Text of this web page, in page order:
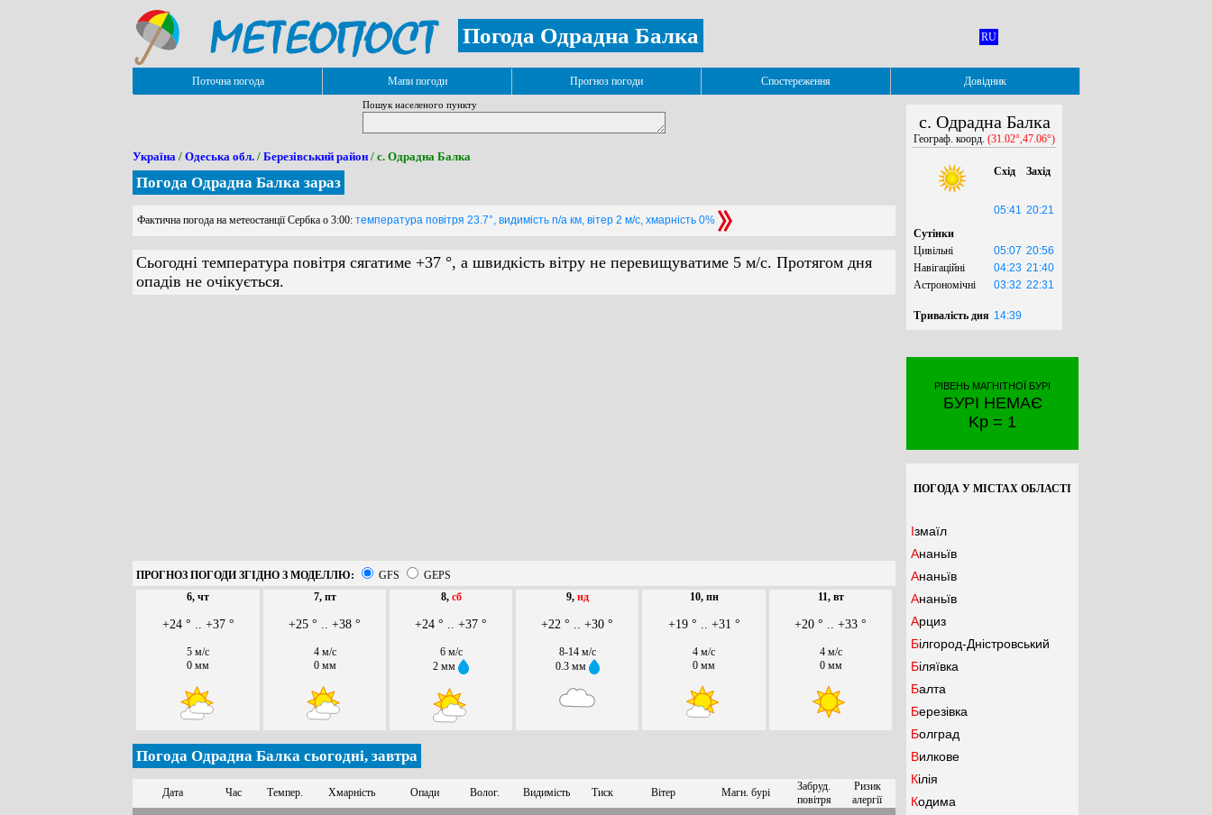
Погода Одрадна Балка RU
Поточна погода Мапи погоди Прогноз погоди Спостереження Довідник
Пошук населеного пункту
Україна / Одеська обл. / Березівський район / с. Одрадна Балка
Погода Одрадна Балка зараз
Фактична погода на метеостанції Сербка о 3:00: температура повітря 23.7°, видимість n/a км, вітер 2 м/с, хмарність 0%
Сьогодні температура повітря сягатиме +37 °, а швидкість вітру не перевищуватиме 5 м/с. Протягом дня
опадів не очікується.
ПРОГНОЗ ПОГОДИ ЗГІДНО З МОДЕЛЛЮ: GFS
GEPS
6, чт
+24 ° .. +37 °
5 м/с
0 мм
7, пт
+25 ° .. +38 °
4 м/с
0 мм
8, сб
+24 ° .. +37 °
6 м/с
2 мм
9, нд
+22 ° .. +30 °
8-14 м/с
0.3 мм
10, пн
+19 ° .. +31 °
4 м/с
0 мм
11, вт
+20 ° .. +33 °
4 м/с
0 мм
Погода Одрадна Балка сьогодні, завтра
Дата Час Темпер. Хмарність Опади Волог. Видимість Тиск Вітер Магн. бурі
Забруд.
повітря
Ризик
алергії
с. Одрадна Балка
Географ. коорд. (31.02°,47.06°)
Схід Захід
05:41 20:21
Сутінки
Цивільні
05:07 20:56
Навігаційні
04:23 21:40
Астрономічні
03:32 22:31
Тривалість дня 14:39
РІВЕНЬ МАГНІТНОЇ БУРІ
БУРІ НЕМАЄ
Kp = 1
ПОГОДА У МІСТАХ ОБЛАСТІ
Ізмаїл
Ананьїв
Ананьїв
Ананьїв
Арциз
Білгород-Дністровський
Біляївка
Балта
Березівка
Болград
Вилкове
Кілія
Кодима